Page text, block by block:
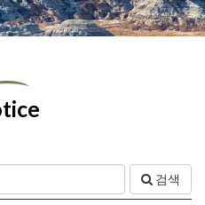
검색